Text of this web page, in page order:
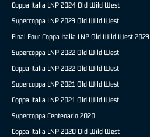
Coppa Italia LNP 2024 Old Wild West
Supercoppa LNP 2023 Old Wild West
Final Four Coppa Italia LNP Old Wild West 2023
Supercoppa LNP 2022 Old Wild West
Coppa Italia LNP 2022 Old Wild West
Supercoppa LNP 2021 Old Wild West
Coppa Italia LNP 2021 Old Wild West
Supercoppa Centenario 2020
Coppa Italia LNP 2020 Old Wild West